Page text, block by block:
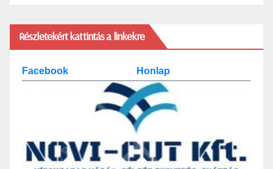
Részletekért kattintás a linkekre
Facebook Honlap